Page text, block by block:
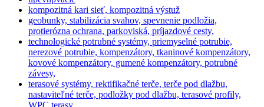
kompozitná kari sieť, kompozitná výstuž
geobunky, stabilizácia svahov, spevnenie podložia,
protierózna ochrana, parkoviská, príjazdové cesty,
technologické potrubné systémy, priemyselné potrubie,
nerezové potrubie, kompenzátory, tkaninové kompenzátory,
kovové kompenzátory, gumené kompenzátory, potrubné
závesy,
terasové systémy, rektifikačné terče, terče pod dlažbu,
nastaviteľné terče, podložky pod dlažbu, terasové profily,
WPC terasy